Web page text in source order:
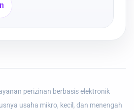
perizinan berbasis elektronik
usaha mikro, kecil, dan menengah